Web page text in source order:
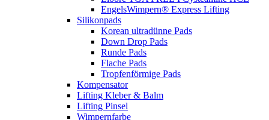
EngelsWimpern® Express Lifting
Silikonpads
Korean ultradünne Pads
Down Drop Pads
Runde Pads
Flache Pads
Tropfenförmige Pads
Kompensator
Lifting Kleber & Balm
Lifting Pinsel
Wimpernfarbe